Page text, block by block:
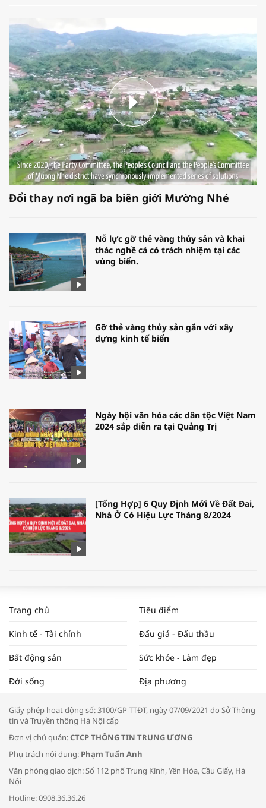
Đổi thay nơi ngã ba biên giới Mường Nhé
Nỗ lực gỡ thẻ vàng thủy sản và khai
thác nghề cá có trách nhiệm tại các
vùng biển.
Gỡ thẻ vàng thủy sản gắn với xây
dựng kinh tế biển
Ngày hội văn hóa các dân tộc Việt Nam
2024 sắp diễn ra tại Quảng Trị
[Tổng Hợp] 6 Quy Định Mới Về Đất Đai,
Nhà Ở Có Hiệu Lực Tháng 8/2024
NAM NĂM 2024 VÀ NĂM 2025 | NHỊP
ĐẬP THỊ TRƯỜNG #62
Tọa đàm “Xúc tiến thương mại: Khơi
Bác sĩ tư vấn cách phòng tránh bệnh
đường hô hấp trong thời tiết giao mùa
Trang chủ Tiêu điểm
Kinh tế - Tài chính Đấu giá - Đấu thầu
Bất động sản Sức khỏe - Làm đẹp
Đời sống Địa phương
Giấy phép hoạt động số: 3100/GP-TTĐT, ngày 07/09/2021 do Sở Thông
tin và Truyền thông Hà Nội cấp
Đơn vị chủ quản:CTCP THÔNG TIN TRUNG ƯƠNG
Phụ trách nội dung: Phạm Tuấn Anh
Văn phòng giao dịch: Số 112 phố Trung Kính, Yên Hòa, Cầu Giấy, Hà
Nội
Hotline: 0908.36.36.26